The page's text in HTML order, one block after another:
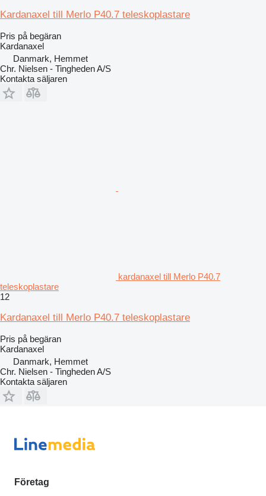
Kardanaxel till Merlo P40.7 teleskoplastare
Pris på begäran
Kardanaxel
Danmark, Hemmet
Chr. Nielsen - Tingheden A/S
Kontakta säljaren
kardanaxel till Merlo P40.7
teleskoplastare
12
Kardanaxel till Merlo P40.7 teleskoplastare
Pris på begäran
Kardanaxel
Danmark, Hemmet
Chr. Nielsen - Tingheden A/S
Kontakta säljaren
Företag